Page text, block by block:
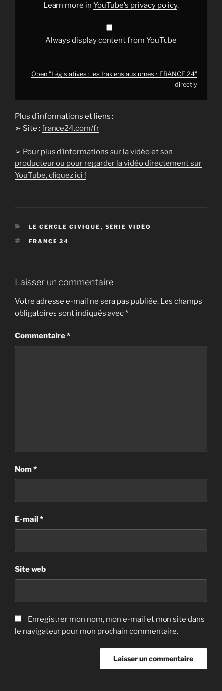
Learn more in YouTube’s privacy policy.
Always display content from YouTube
Open "Législatives : les Irakiens aux urnes • FRANCE 24"
directly
Plus d’informations et liens :
➢ Site :france24.com/fr
➢ Pour plus d’informations sur la vidéo et son
producteur ou pour regarder la vidéo directement sur
YouTube, cliquez ici !
CATÉGORIES
LE CERCLE CIVIQUE , SÉRIE VIDÉO
ÉTIQUETTES
FRANCE 24
Laisser un commentaire
Votre adresse e-mail ne sera pas publiée. Les champs
obligatoires sont indiqués avec*
Commentaire*
Nom*
E-mail*
Site web
Enregistrer mon nom, mon e-mail et mon site dans
le navigateur pour mon prochain commentaire.